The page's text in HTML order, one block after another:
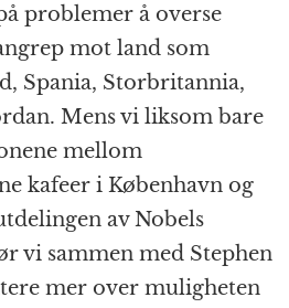
problemer å overse
mot land som
Spania, Storbritannia,
Mens vi liksom bare
mellom
kafeer i København og
av Nobels
vi sammen med Stephen
mer over muligheten